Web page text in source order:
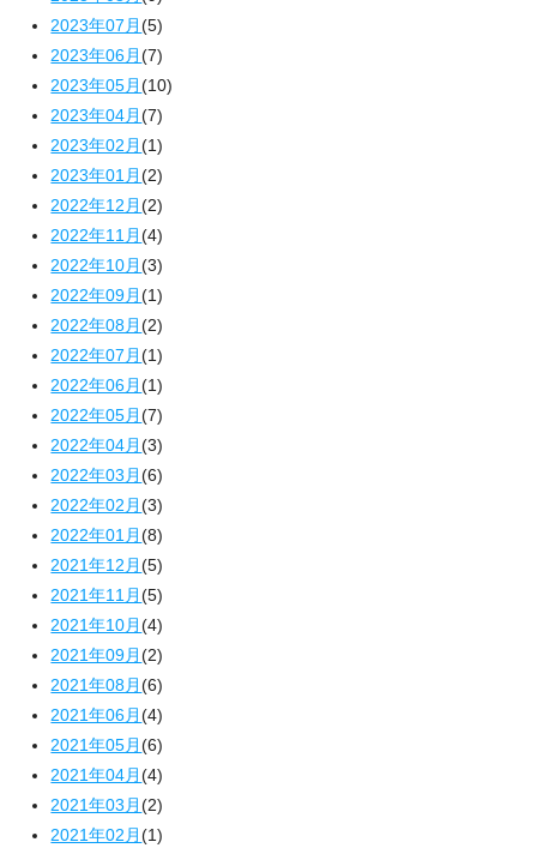
2023年07月(5)
2023年06月(7)
2023年05月(10)
2023年04月(7)
2023年02月(1)
2023年01月(2)
2022年12月(2)
2022年11月(4)
2022年10月(3)
2022年09月(1)
2022年08月(2)
2022年07月(1)
2022年06月(1)
2022年05月(7)
2022年04月(3)
2022年03月(6)
2022年02月(3)
2022年01月(8)
2021年12月(5)
2021年11月(5)
2021年10月(4)
2021年09月(2)
2021年08月(6)
2021年06月(4)
2021年05月(6)
2021年04月(4)
2021年03月(2)
2021年02月(1)